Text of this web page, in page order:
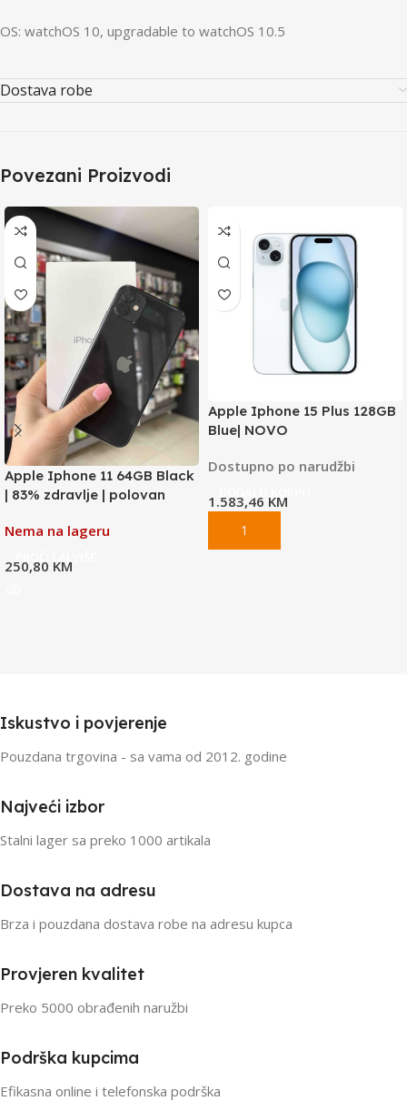
OS: watchOS 10, upgradable to watchOS 10.5
Dostava robe
Povezani Proizvodi
Apple Iphone 11 64GB Black
| 83% zdravlje | polovan
Nema na lageru
250,80 KM
Apple Iphone 15 Plus 128GB
Blue| NOVO
Dostupno po narudžbi
1.583,46 KM
Iskustvo i povjerenje
Pouzdana trgovina - sa vama od 2012. godine
Najveći izbor
Stalni lager sa preko 1000 artikala
Dostava na adresu
Brza i pouzdana dostava robe na adresu kupca
Provjeren kvalitet
Preko 5000 obrađenih naružbi
Podrška kupcima
Efikasna online i telefonska podrška